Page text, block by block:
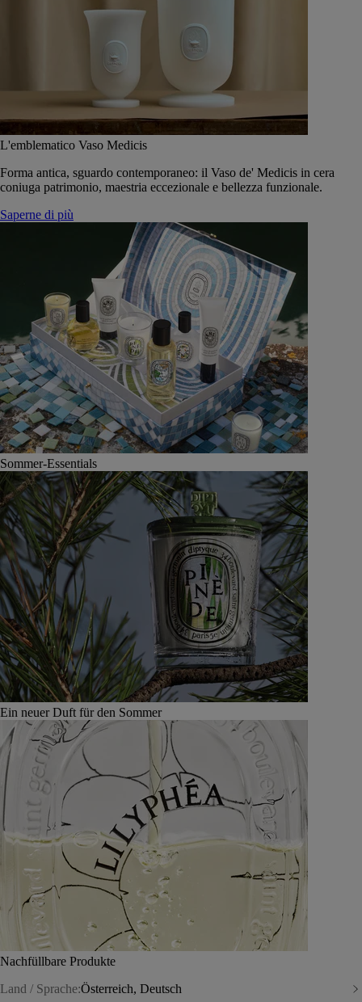
L'emblematico Vaso Medicis
Forma antica, sguardo contemporaneo: il Vaso de' Medicis in cera
coniuga patrimonio, maestria eccezionale e bellezza funzionale.
Saperne di più
Sommer-Essentials
Ein neuer Duft für den Sommer
Nachfüllbare Produkte
Land / Sprache:Österreich, Deutsch